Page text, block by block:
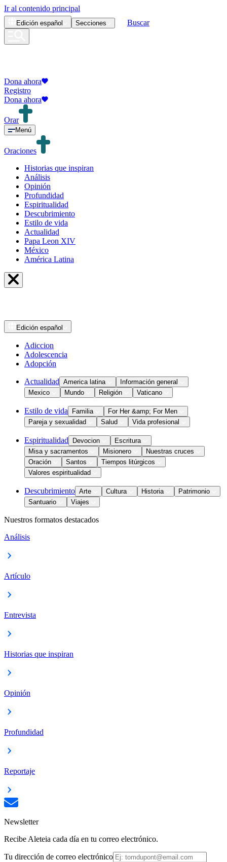
Ir al contenido principal
Edición español Secciones Buscar
Dona ahora
Registro
Dona ahora
Orar
Menú
Oraciones
Historias que inspiran
Análisis
Opinión
Profundidad
Espiritualidad
Descubrimiento
Estilo de vida
Actualidad
Papa Leon XIV
México
América Latina
Edición español
Adiccion
Adolescencia
Adopción
Actualidad America latina
Información general
Mexico
Mundo Religión Vaticano
Estilo de vida Familia
For Her &amp; For Men
Pareja y sexualidad
Salud Vida profesional
Espiritualidad Devocion
Escritura
Misa y sacramentos
Misionero
Nuestras cruces
Oración
Santos
Tiempos litúrgicos
Valores espiritualidad
Descubrimiento Arte Cultura Historia
Patrimonio
Santuario
Viajes
Nuestros formatos destacados
Análisis
Artículo
Entrevista
Historias que inspiran
Opinión
Profundidad
Reportaje
Newsletter
Recibe Aleteia cada día en tu correo electrónico.
Tu dirección de correo electrónico